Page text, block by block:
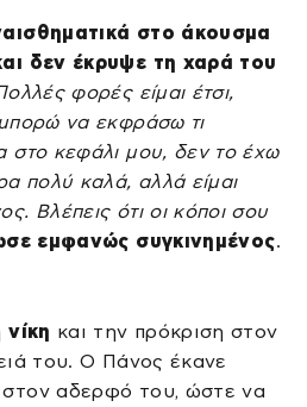
στο άκουσμα
δεν έκρυψε τη χαρά του
φορές είμαι έτσι,
να εκφράσω τι
στο κεφάλι μου, δεν το έχω
πολύ καλά, αλλά είμαι
Βλέπεις ότι οι κόποι σου
εμφανώς συγκινημένος.
νίκη και την πρόκριση στον
του. Ο Πάνος έκανε
αδερφό του, ώστε να